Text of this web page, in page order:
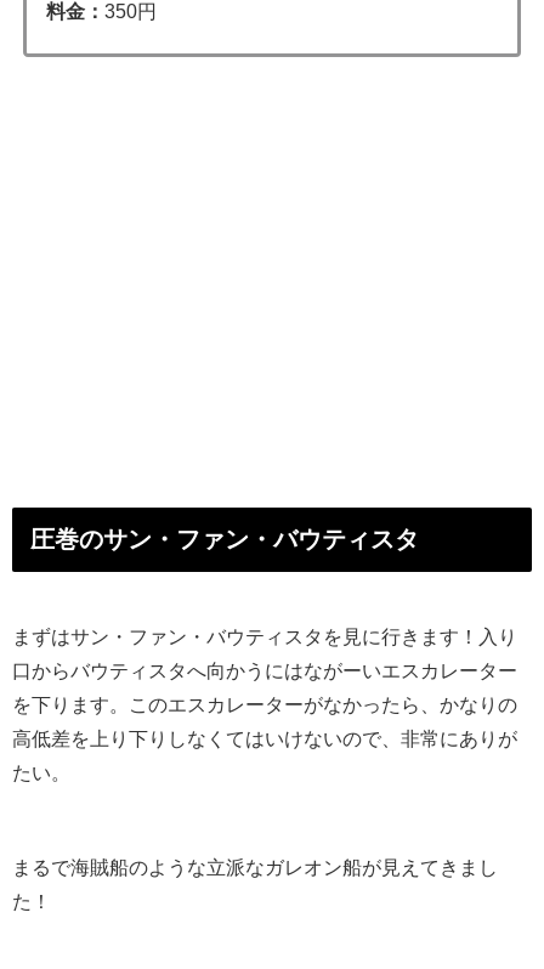
料金： 350円
圧巻のサン・ファン・バウティスタ
まずはサン・ファン・バウティスタを見に行きます！入り
口からバウティスタへ向かうにはながーいエスカレーター
を下ります。このエスカレーターがなかったら、かなりの
高低差を上り下りしなくてはいけないので、非常にありが
たい。
まるで海賊船のような立派なガレオン船が見えてきまし
た！